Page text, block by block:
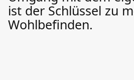
ist der Schlüssel zu
Wohlbefinden.